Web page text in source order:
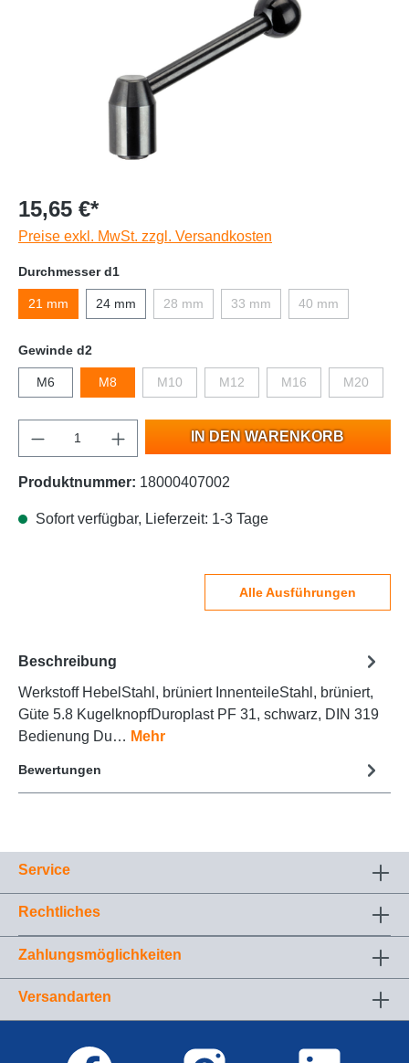
15,65 €*
Preise exkl. MwSt. zzgl. Versandkosten
Durchmesser d1
21 mm 24 mm 28 mm 33 mm 40 mm
Gewinde d2
M6 M8 M10 M12 M16 M20
IN DEN WARENKORB
Produktnummer: 18000407002
Sofort verfügbar, Lieferzeit: 1-3 Tage
Alle Ausführungen
Beschreibung
Werkstoff HebelStahl, brüniert InnenteileStahl, brüniert,
Güte 5.8 KugelknopfDuroplast PF 31, schwarz, DIN 319
Bedienung Du… Mehr
Bewertungen
Service
Rechtliches
Zahlungsmöglichkeiten
Versandarten